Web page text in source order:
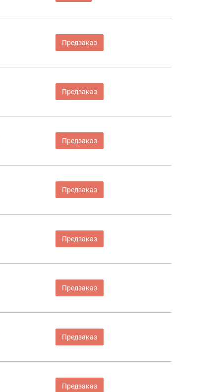
Предзаказ
Предзаказ
Предзаказ
Предзаказ
Предзаказ
Предзаказ
Предзаказ
Предзаказ